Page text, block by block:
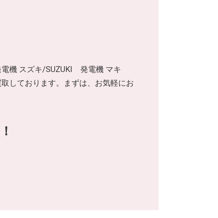
機 スズキ/SUZUKI 発電機 マキ
しております。まずは、お気軽にお